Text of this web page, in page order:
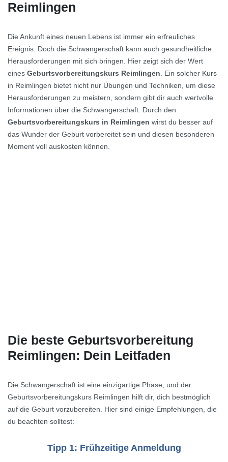
Reimlingen
Die Ankunft eines neuen Lebens ist immer ein erfreuliches
Ereignis. Doch die Schwangerschaft kann auch gesundheitliche
Herausforderungen mit sich bringen. Hier zeigt sich der Wert
eines Geburtsvorbereitungskurs Reimlingen. Ein solcher Kurs
in Reimlingen bietet nicht nur Übungen und Techniken, um diese
Herausforderungen zu meistern, sondern gibt dir auch wertvolle
Informationen über die Schwangerschaft. Durch den
Geburtsvorbereitungskurs in Reimlingen wirst du besser auf
das Wunder der Geburt vorbereitet sein und diesen besonderen
Moment voll auskosten können.
Die beste Geburtsvorbereitung
Reimlingen: Dein Leitfaden
Die Schwangerschaft ist eine einzigartige Phase, und der
Geburtsvorbereitungskurs Reimlingen hilft dir, dich bestmöglich
auf die Geburt vorzubereiten. Hier sind einige Empfehlungen, die
du beachten solltest:
Tipp 1: Frühzeitige Anmeldung